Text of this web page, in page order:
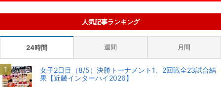
人気記事ランキング
24時間 週間 月間
女子2日目（8/5）決勝トーナメント1、2回戦全23試合結
果【近畿インターハイ2026】